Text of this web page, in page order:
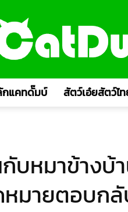
กแคทดั๊มบ์ สัตว์เอ๋ยสัตว์ไ
บหมาข้างบ้
หมายตอบก